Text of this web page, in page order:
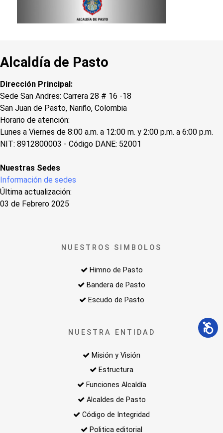
Alcaldía de Pasto
Dirección Principal:
Sede San Andres: Carrera 28 # 16 -18
San Juan de Pasto, Nariño, Colombia
Horario de atención:
Lunes a Viernes de 8:00 a.m. a 12:00 m. y 2:00 p.m. a 6:00 p.m.
NIT: 8912800003 - Código DANE: 52001
Nuestras Sedes
Información de sedes
Última actualización:
03 de Febrero 2025
NUESTROS SIMBOLOS
Himno de Pasto
Bandera de Pasto
Escudo de Pasto
NUESTRA ENTIDAD
Misión y Visión
Estructura
Funciones Alcaldía
Alcaldes de Pasto
Código de Integridad
Politica editorial